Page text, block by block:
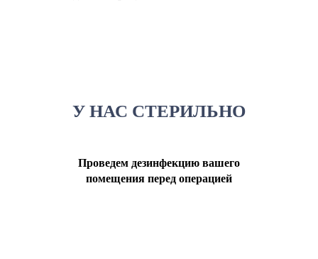
У НАС СТЕРИЛЬНО
Проведем дезинфекцию вашего
помещения перед операцией